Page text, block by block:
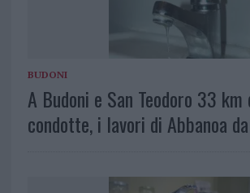
BUDONI
A Budoni e San Teodoro 33 km
condotte, i lavori di Abbanoa